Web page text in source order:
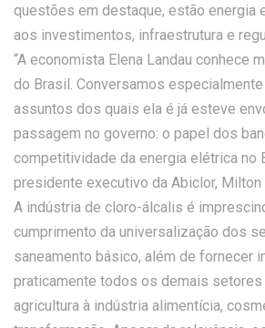
questões em destaque, estão energia
aos investimentos, infraestrutura e
“A economista Elena Landau conhece
do Brasil. Conversamos
assuntos dos quais ela é já esteve
passagem no governo: o papel dos
competitividade da energia elétrica no
presidente executivo da Abiclor, Milton
A indústria de cloro-álcalis é
cumprimento da universalização dos
saneamento básico, além de fornecer
praticamente todos os demais
agricultura à indústria alimentícia,